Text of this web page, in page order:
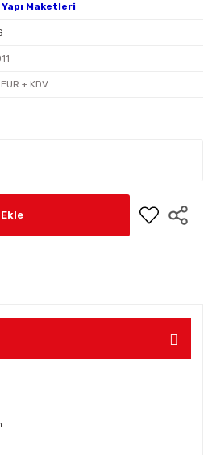
Yapı Maketleri
+ KDV